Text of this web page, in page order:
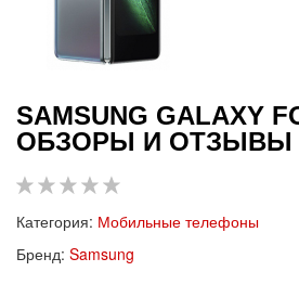
SAMSUNG GALAXY
ОБЗОРЫ И ОТЗЫВЫ
Категория: Мобильные телефоны
Бренд: Samsung